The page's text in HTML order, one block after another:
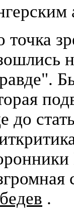
точка
до
.